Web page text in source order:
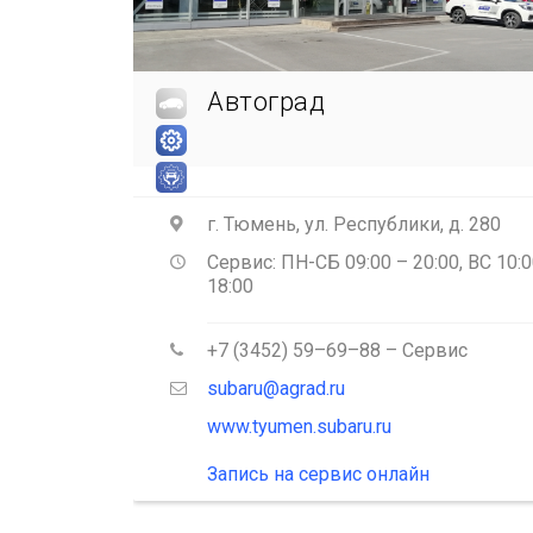
Владивосток
Волгоград
Вологда
Ижевск
Автоград
г. Тюмень, ул. Республики, д. 280
Сервис: ПН-СБ 09:00 – 20:00, ВС
18:00
+7 (3452) 59–69–88 – Сервис
subaru@agrad.ru
www.tyumen.subaru.ru
Запись на сервис онлайн